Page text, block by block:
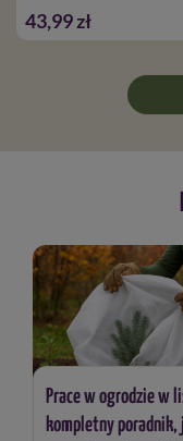
43,99 zł
Prace w ogrodzie w
kompletny poradnik,